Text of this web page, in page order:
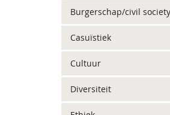
Burgerschap/civil society
Casuïstiek
Cultuur
Diversiteit